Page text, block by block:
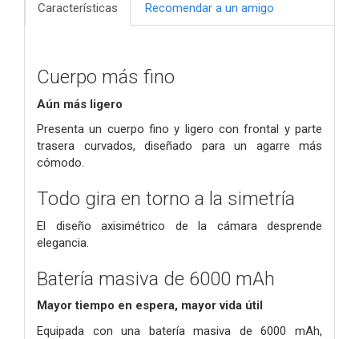
Características Recomendar a un amigo
Cuerpo más fino
Aún más ligero
Presenta un cuerpo fino y ligero con frontal y parte
trasera curvados, diseñado para un agarre más
cómodo.
Todo gira en torno a la simetría
El diseño axisimétrico de la cámara desprende
elegancia.
Batería masiva de 6000 mAh
Mayor tiempo en espera, mayor vida útil
Equipada con una batería masiva de 6000 mAh,